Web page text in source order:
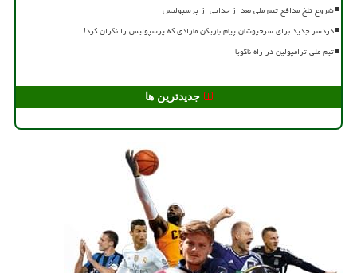
شروع تلخ مدافع تیم ملی بعد از جدایی از پرسپولیس
دردسر جدید برای سرخپوشان پیام بازیکن مازادی که پرسپولیس را نگران کرد!
تیم ملی ترامپولین در راه ناگویا
جدیدترین ها